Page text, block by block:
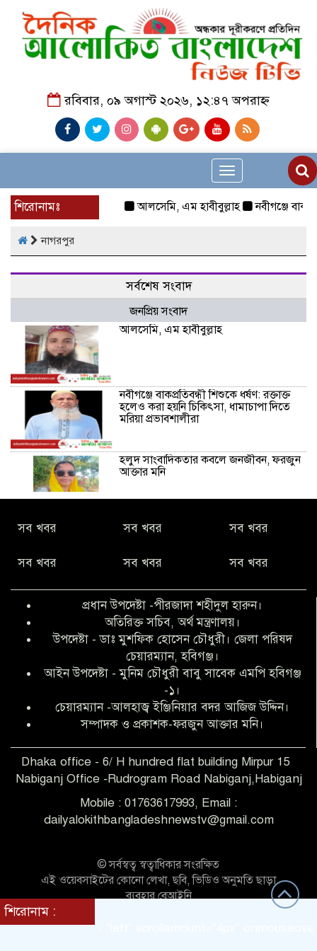
রবিবার, ০৯ অগাস্ট ২০২৬, ১২:৪৭ অপরাহ্ন
Toggle
navigation
শিরোনামঃ আলসেমি, এম হাবীবুল্লাহ নবীগঞ্জে
নাগরপুর
সর্বশেষ সংবাদ
জনপ্রিয় সংবাদ
আলসেমি, এম হাবীবুল্লাহ
নবীগঞ্জে বাকপ্রতিবন্ধী শিশুকে ধর্ষণ: রক্তাক্ত
হলেও করা হয়নি চিকিৎসা, ধামাচাপা দিতে
মরিয়া প্রভাবশালীরা
হলুদ সাংবাদিকতার কবলে জনজীবন, ফরজুন
আক্তার মনি
নীরবে সমাজ বদলের স্বপ্ন বুনছেন সিমি
কিবরিয়া
অনিয়ম ও জালিয়াতির আশ্রয় নিয়ে মেয়েকে
বৃত্তি পরীক্ষার সুযোগ করে দিলেন প্রধান শিক্ষক
ফারুক মাস্টার
আব্দুল হক তালুকদার ফাউন্ডেশন মানবতার
শিকড় ছুঁই ছুঁই,ফরজুন আক্তার মনি
সিলেট রেঞ্জের শ্রেষ্ঠ ওসি নির্বাচিত হলেন
নবীগঞ্জ থানার ওসি মোনায়েম
‎নবীগঞ্জে এক সাজাপ্রাপ্ত পলাতক আসামি
গ্রেপ্তার
শিশু ধর্ষণের অভিযোগে অভিযুক্ত গ্রেফতার ১
সব খবর সব খবর সব খবর
সব খবর সব খবর সব খবর
প্রধান উপদেষ্টা -পীরজাদা শহীদুল হারুন।
অতিরিক্ত সচিব, অর্থ মন্ত্রণালয়।
উপদেষ্টা - ডাঃ মুশফিক হোসেন চৌধুরী। জেলা পরিষদ
চেয়ারম্যান, হবিগঞ্জ।
আইন উপদেষ্টা - মুনিম চৌধুরী বাবু সাবেক এমপি হবিগঞ্জ
-১।
চেয়ারম্যান -আলহাজ্ব ইঞ্জিনিয়ার বদর আজিজ উদ্দিন।
সম্পাদক ও প্রকাশক-ফরজুন আক্তার মনি।
Dhaka office - 6/ H hundred flat building Mirpur 15
Nabiganj Office -Rudrogram Road Nabiganj,Habiganj
Mobile : 01763617993, Email :
dailyalokithbangladeshnewstv@gmail.com
শিরোনাম :
direction = "left" scrollamount="4px"
© সর্বস্বত্ব স্বত্বাধিকার সংরক্ষিত
এই ওয়েবসাইটের কোনো লেখা, ছবি, ভিডিও অনুমতি ছাড়া
ব্যবহার বেআইনি